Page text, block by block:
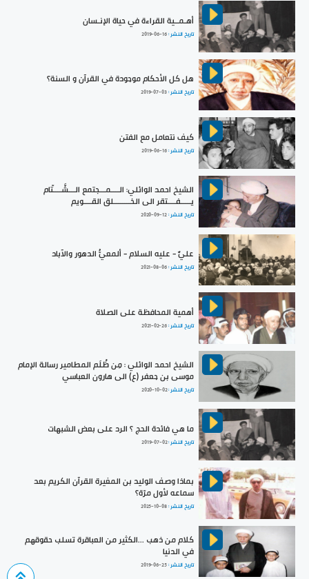
أهـمــية القراءة في حياة الإنـسان
تاريخ النشر :2019-06-16
هل كل الأحكام موجودة في القرآن و السنة؟
تاريخ النشر :2019-07-03
كيف نتعامل مع الفتن
تاريخ النشر :2019-06-16
الشيخ احمد الوائلي: الــــمـــجتمع الـــشَّــــتّام
يـــــفــــتقر الى الخــــــــلق القــــويم
تاريخ النشر :2020-09-12
عليٌّ - عليه السلام - ألمعيُّ الدهور والآباد
تاريخ النشر :2021-08-06
أهمية المحافظة على الصلاة
تاريخ النشر :2021-02-26
الشيخ احمد الوائلي : مِن ظُلَم المطامير رسالة الإمام
موسى بن جعفر (ع) الى هارون العباسي
تاريخ النشر :2020-10-02
ما هي فائدة الحج ؟ الرد على بعض الشبهات
تاريخ النشر :2019-07-02
بماذا وصف الوليد بن المغيرة القرآن الكريم بعد
سماعه لأول مرّة؟
تاريخ النشر :2025-10-08
كلام من ذهب ...الكثير من العباقرة تسلب حقوقهم
في الدنيا
تاريخ النشر :2019-06-25